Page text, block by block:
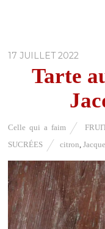
17 JUILLET 2022
Tarte
Celle qui a faim
SUCRÉES
citron,